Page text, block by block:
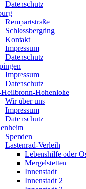
Datenschutz
Rempartstraße
Schlossbergring
Kontakt
Impressum
Datenschutz
Impressum
Datenschutz
Hohenlohe
Wir über uns
Impressum
Datenschutz
Spenden
Lastenrad-Verleih
Lebenshilfe oder
Mergelstetten
Innenstadt
Innenstadt 2